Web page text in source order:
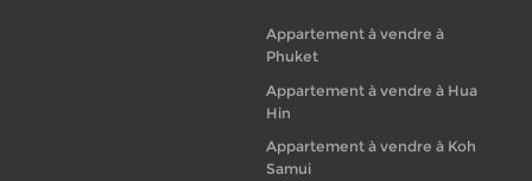
Appartement à vendre à
Phuket
Appartement à vendre à Hua
Hin
Appartement à vendre à Koh
Samui